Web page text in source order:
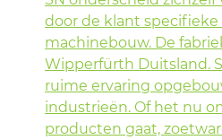
door de klant specifieke
machinebouw. De
Wipperfürth Duitsland.
ruime ervaring
industrieën. Of het nu
producten gaat,